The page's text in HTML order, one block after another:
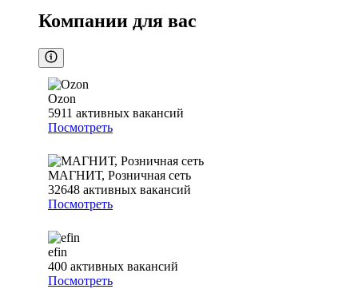
Компании для вас
Ozon
5911 активных вакансий
Посмотреть
МАГНИТ, Розничная сеть
32648 активных вакансий
Посмотреть
efin
400 активных вакансий
Посмотреть